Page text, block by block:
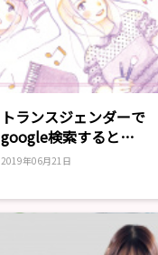
トランスジェンダーで
google検索すると…
2019年06月21日